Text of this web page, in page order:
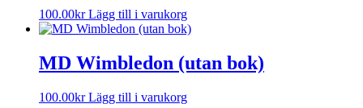
100.00kr Lägg till i varukorg
MD Wimbledon (utan bok)
100.00kr Lägg till i varukorg